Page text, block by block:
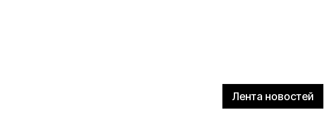
Лента новостей